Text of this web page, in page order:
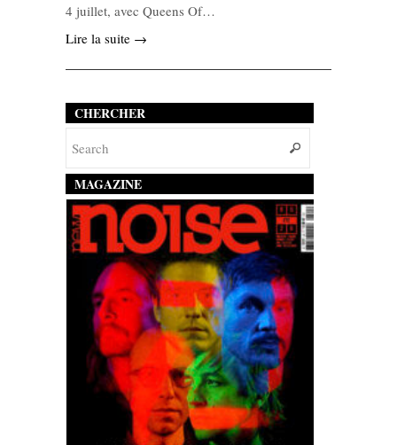
4 juillet, avec Queens Of…
Lire la suite →
CHERCHER
MAGAZINE